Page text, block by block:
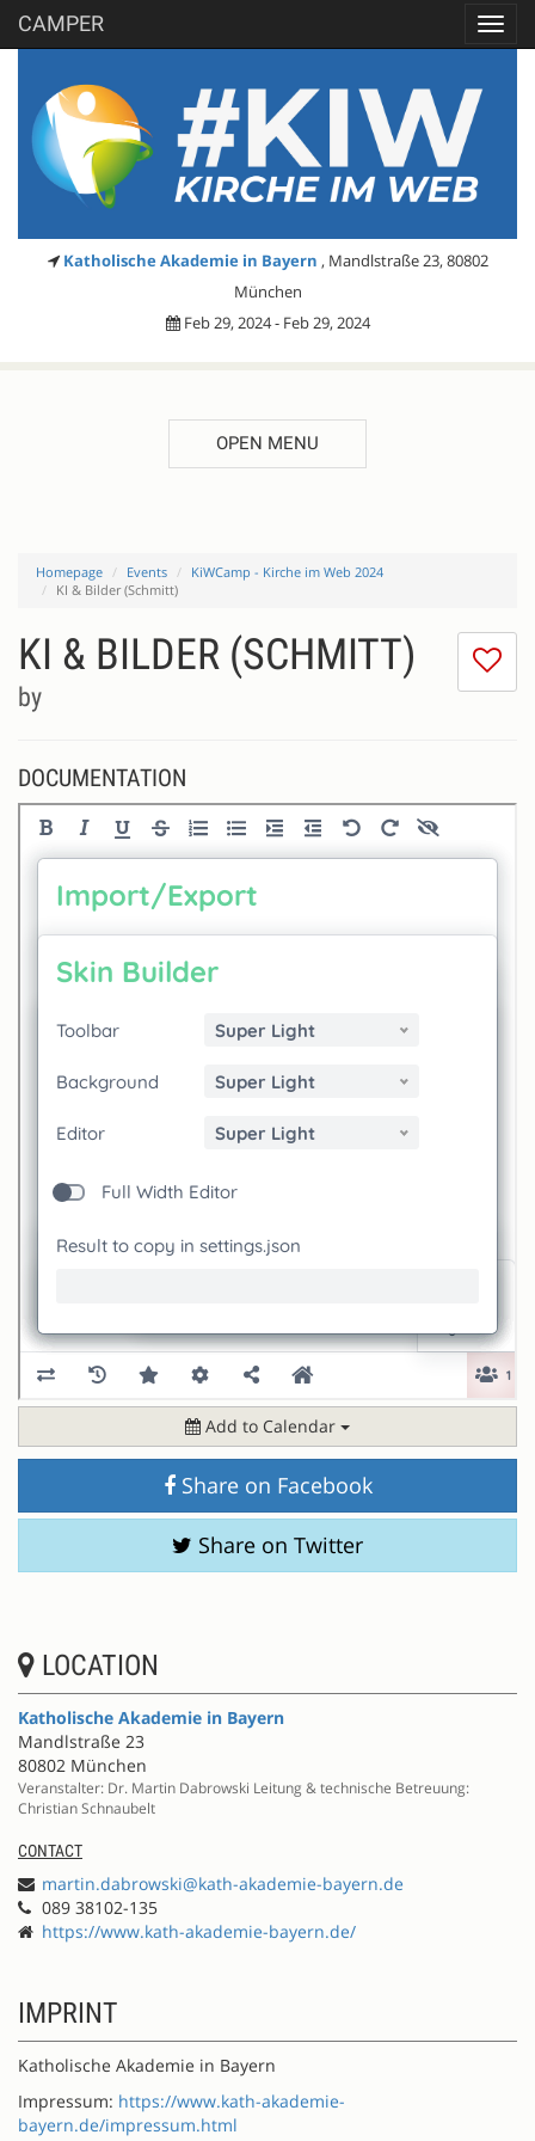
CAMPER
Katholische Akademie in Bayern , Mandlstraße 23, 80802
München
Feb 29, 2024 - Feb 29, 2024
OPEN MENU
Homepage Events
KiWCamp - Kirche im Web 2024
KI & Bilder (Schmitt)
I
KI & BILDER (SCHMITT)
by
DOCUMENTATION
Add to Calendar
Share on Facebook
Share on Twitter
LOCATION
Katholische Akademie in Bayern
Mandlstraße 23
80802 München
Veranstalter: Dr. Martin Dabrowski Leitung & technische Betreuung:
Christian Schnaubelt
CONTACT
martin.dabrowski@kath-akademie-bayern.de
089 38102-135
https://www.kath-akademie-bayern.de/
IMPRINT
Katholische Akademie in Bayern
Impressum: https://www.kath-akademie-
bayern.de/impressum.html